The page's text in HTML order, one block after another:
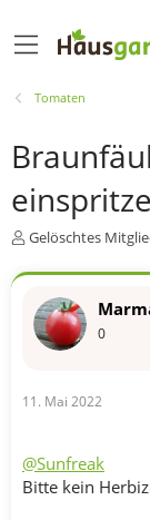
Tomaten
E
s
e
r
Gelöschtes
0
11. Mai 2022
@Sunfreak
Bitte kein